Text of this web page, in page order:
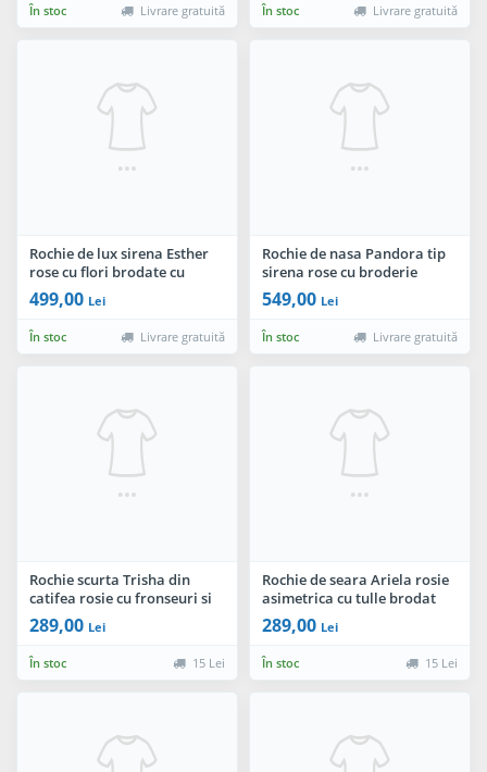
În stoc Livrare gratuită În stoc Livrare gratuită
Rochie de lux sirena Esther
rose cu flori brodate cu
paiete si fulgi
499,00 Lei
În stoc Livrare gratuită
Rochie de nasa Pandora tip
sirena rose cu broderie
pretioasa si fulgi
549,00 Lei
În stoc Livrare gratuită
Rochie scurta Trisha din
catifea rosie cu fronseuri si
maneci din tulle
289,00 Lei
În stoc 15 Lei
Rochie de seara Ariela rosie
asimetrica cu tulle brodat
289,00 Lei
În stoc 15 Lei